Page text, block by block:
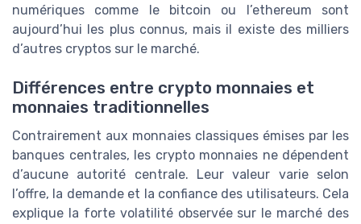
numériques comme le bitcoin ou l’ethereum sont
aujourd’hui les plus connus, mais il existe des milliers
d’autres cryptos sur le marché.
Différences entre crypto monnaies et
monnaies traditionnelles
Contrairement aux monnaies classiques émises par les
banques centrales, les crypto monnaies ne dépendent
d’aucune autorité centrale. Leur valeur varie selon
l’offre, la demande et la confiance des utilisateurs. Cela
explique la forte volatilité observée sur le marché des